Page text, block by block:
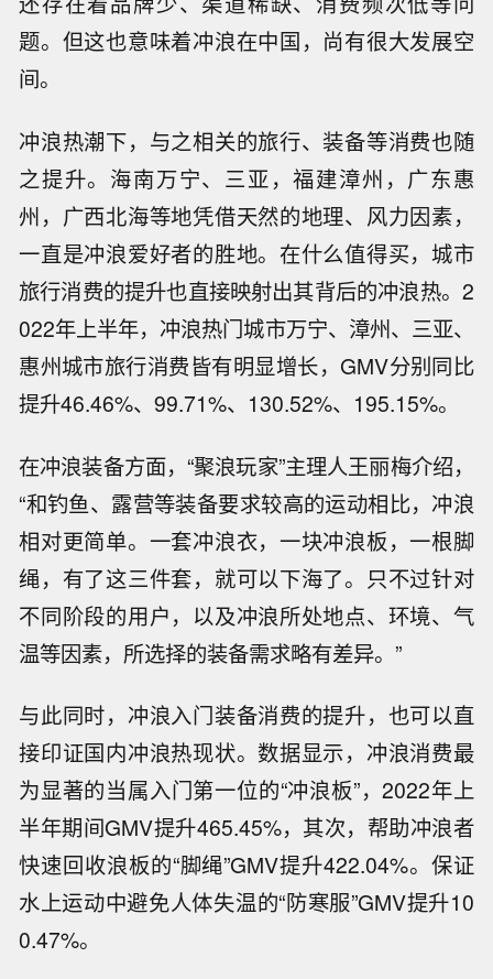
题。但这也意味着冲浪在中国，尚有很大发展空
间。
冲浪热潮下，与之相关的旅行、装备等消费也随
之提升。海南万宁、三亚，福建漳州，广东惠
州，广西北海等地凭借天然的地理、风力因素，
一直是冲浪爱好者的胜地。在什么值得买，城市
旅行消费的提升也直接映射出其背后的冲浪热。2
022年上半年，冲浪热门城市万宁、漳州、三亚、
惠州城市旅行消费皆有明显增长，GMV分别同比
提升46.46%、99.71%、130.52%、195.15%。
在冲浪装备方面，“聚浪玩家”主理人王丽梅介绍，
“和钓鱼、露营等装备要求较高的运动相比，冲浪
相对更简单。一套冲浪衣，一块冲浪板，一根脚
绳，有了这三件套，就可以下海了。只不过针对
不同阶段的用户，以及冲浪所处地点、环境、气
温等因素，所选择的装备需求略有差异。”
与此同时，冲浪入门装备消费的提升，也可以直
接印证国内冲浪热现状。数据显示，冲浪消费最
为显著的当属入门第一位的“冲浪板”，2022年上
半年期间GMV提升465.45%，其次，帮助冲浪者
快速回收浪板的“脚绳”GMV提升422.04%。保证
水上运动中避免人体失温的“防寒服”GMV提升10
0.47%。